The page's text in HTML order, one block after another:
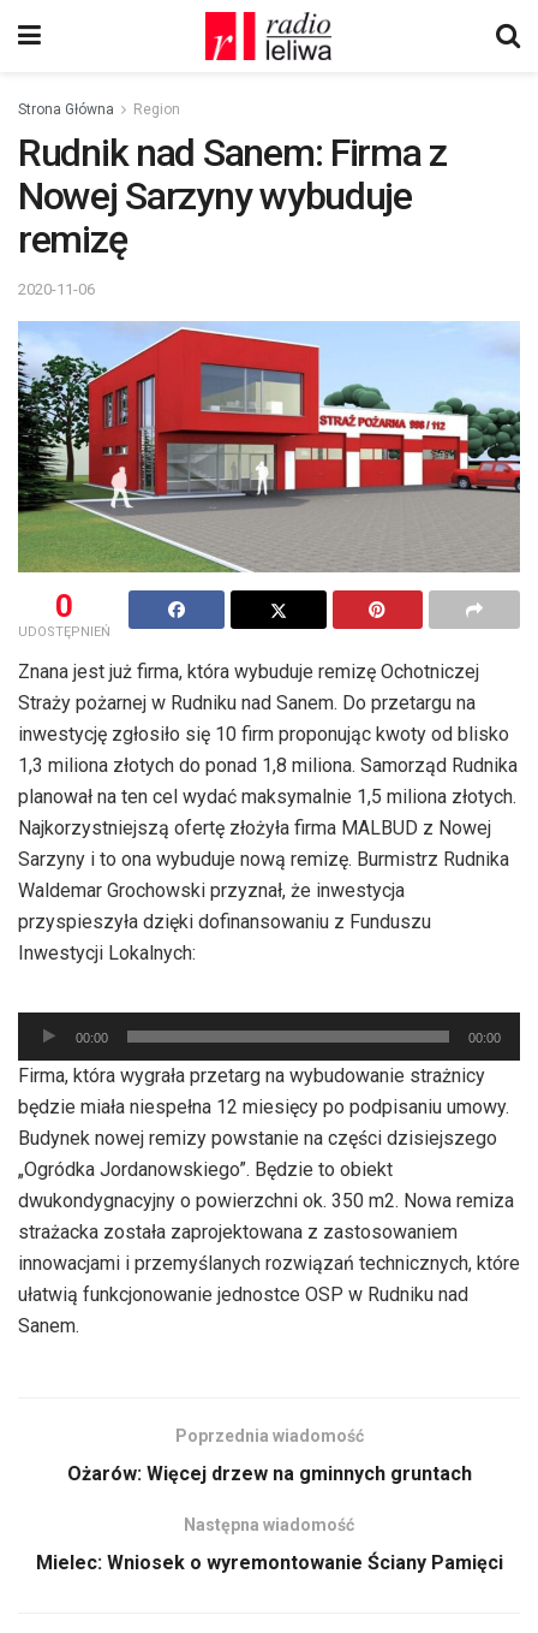
Strona Główna Region
Rudnik nad Sanem: Firma z
Nowej Sarzyny wybuduje
remizę
2020-11-06
0
UDOSTĘPNIEŃ
Znana jest już firma, która wybuduje remizę Ochotniczej
Straży pożarnej w Rudniku nad Sanem. Do przetargu na
inwestycję zgłosiło się 10 firm proponując kwoty od blisko
1,3 miliona złotych do ponad 1,8 miliona. Samorząd Rudnika
planował na ten cel wydać maksymalnie 1,5 miliona złotych.
Najkorzystniejszą ofertę złożyła firma MALBUD z Nowej
Sarzyny i to ona wybuduje nową remizę. Burmistrz Rudnika
Waldemar Grochowski przyznał, że inwestycja
przyspieszyła dzięki dofinansowaniu z Funduszu
Inwestycji Lokalnych:
Odtwarzacz
plików
dźwiękowych
00:00 00:00
Firma, która wygrała przetarg na wybudowanie strażnicy
będzie miała niespełna 12 miesięcy po podpisaniu umowy.
Budynek nowej remizy powstanie na części dzisiejszego
„Ogródka Jordanowskiego”. Będzie to obiekt
dwukondygnacyjny o powierzchni ok. 350 m2. Nowa remiza
strażacka została zaprojektowana z zastosowaniem
innowacjami i przemyślanych rozwiązań technicznych, które
ułatwią funkcjonowanie jednostce OSP w Rudniku nad
Sanem.
Poprzednia wiadomość
Ożarów: Więcej drzew na gminnych gruntach
Następna wiadomość
Mielec: Wniosek o wyremontowanie Ściany Pamięci